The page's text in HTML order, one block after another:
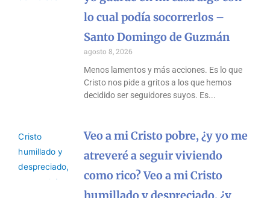
lo cual podía socorrerlos –
Santo Domingo de Guzmán
agosto 8, 2026
Menos lamentos y más acciones. Es lo que
Cristo nos pide a gritos a los que hemos
decidido ser seguidores suyos. Es
Veo a mi Cristo pobre, ¿y yo me
atreveré a seguir viviendo
como rico? Veo a mi Cristo